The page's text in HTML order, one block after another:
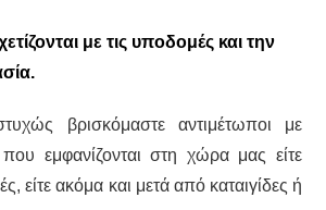
με τις υποδομές και την
βρισκόμαστε αντιμέτωποι με
που εμφανίζονται στη χώρα μας είτε
είτε ακόμα και μετά από καταιγίδες ή